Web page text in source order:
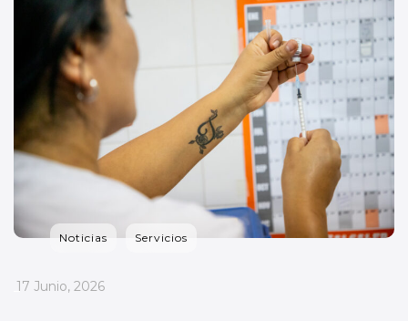
Noticias Servicios
_
17 Junio, 2026